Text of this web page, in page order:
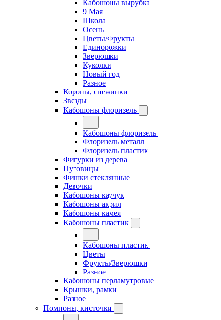
Кабошоны вырубка
9 Мая
Школа
Осень
Цветы/Фрукты
Единорожки
Зверюшки
Куколки
Новый год
Разное
Короны, снежинки
Звезды
Кабошоны флоризель
Кабошоны флоризель
Флоризель металл
Флоризель пластик
Фигурки из дерева
Пуговицы
Фишки стеклянные
Девочки
Кабошоны каучук
Кабошоны акрил
Кабошоны камея
Кабошоны пластик
Кабошоны пластик
Цветы
Фрукты/Зверюшки
Разное
Кабошоны перламутровые
Крышки, рамки
Разное
Помпоны, кисточки